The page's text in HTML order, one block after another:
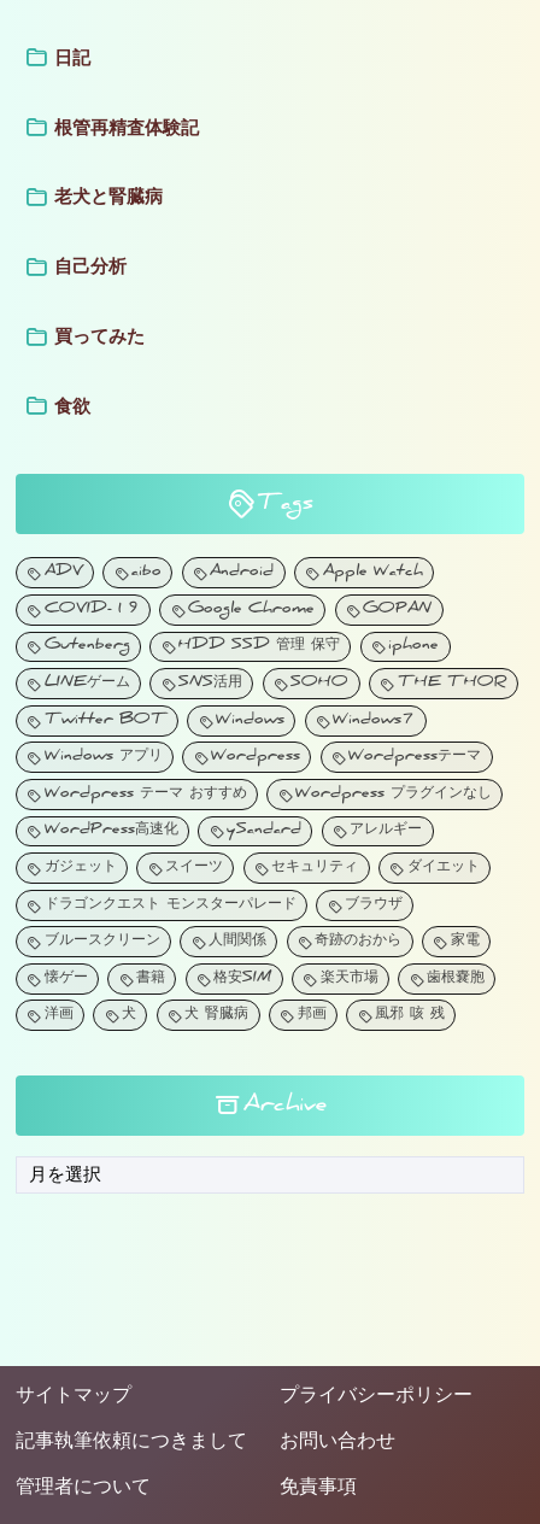
日記
根管再精査体験記
老犬と腎臓病
自己分析
買ってみた
食欲
Tags
ADV aibo Android Apple Watch
COVID-19 Google Chrome GOPAN
Gutenberg HDD SSD 管理 保守 iphone
LINEゲーム SNS活用 SOHO THE THOR
Twitter BOT Windows Windows7
Windows アプリ Wordpress Wordpressテーマ
Wordpress テーマ おすすめ Wordpress プラグインなし
WordPress高速化 ySandard アレルギー
ガジェット スイーツ セキュリティ ダイエット
ドラゴンクエスト モンスターパレード ブラウザ
ブルースクリーン 人間関係 奇跡のおから 家電
懐ゲー 書籍 格安SIM 楽天市場 歯根嚢胞
洋画 犬 犬 腎臓病 邦画 風邪 咳 残
Archive
サイトマップ プライバシーポリシー
記事執筆依頼につきまして お問い合わせ
管理者について 免責事項